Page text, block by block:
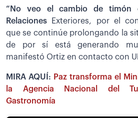
“No veo el cambio de timón
Relaciones Exteriores, por el
que se continúe prolongando la
de por sí está generando
manifestó Ortiz en contacto con
MIRA AQUÍ: Paz transforma el
la Agencia Nacional del
Gastronomía